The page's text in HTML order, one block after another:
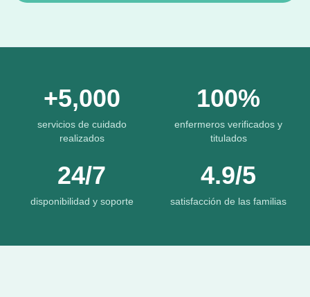
+5,000
servicios de cuidado
realizados
100%
enfermeros verificados y
titulados
24/7
disponibilidad y soporte
4.9/5
satisfacción de las familias